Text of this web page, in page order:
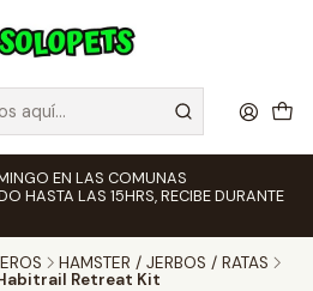
EN LAS COMUNAS
HASTA LAS 15HRS, RECIBE DURANTE
HAMSTER / JERBOS / RATAS
Retreat Kit